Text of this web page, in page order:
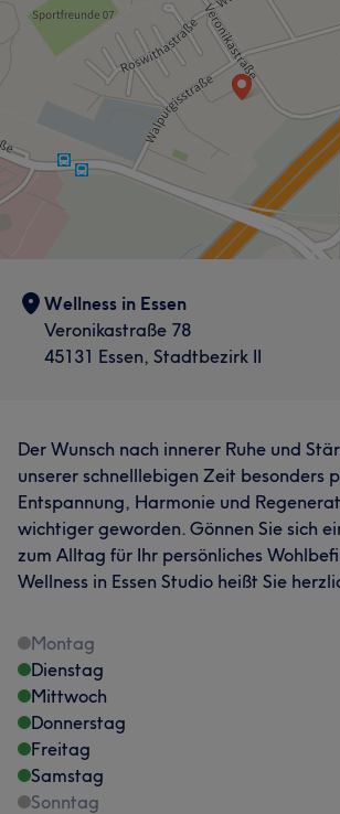
Wellness in Essen
Veronikastraße 78
45131 Essen, Stadtbezirk II
Der Wunsch nach innerer Ruhe und
unserer schnelllebigen Zeit besonders
Entspannung, Harmonie und
wichtiger geworden. Gönnen Sie sich
zum Alltag für Ihr persönliches
Wellness in Essen Studio heißt Sie
Montag
Dienstag
Mittwoch
Donnerstag
Freitag
Samstag
Sonntag